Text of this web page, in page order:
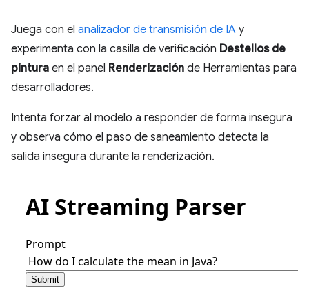
Juega con el analizador de transmisión de IA y
experimenta con la casilla de verificación Destellos de
pintura en el panel Renderización de Herramientas para
desarrolladores.
Intenta forzar al modelo a responder de forma insegura
y observa cómo el paso de saneamiento detecta la
salida insegura durante la renderización.